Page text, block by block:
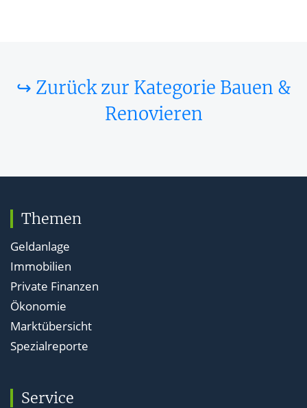
↪ Zurück zur Kategorie Bauen &
Renovieren
Themen
Geldanlage
Immobilien
Private Finanzen
Ökonomie
Marktübersicht
Spezialreporte
Service